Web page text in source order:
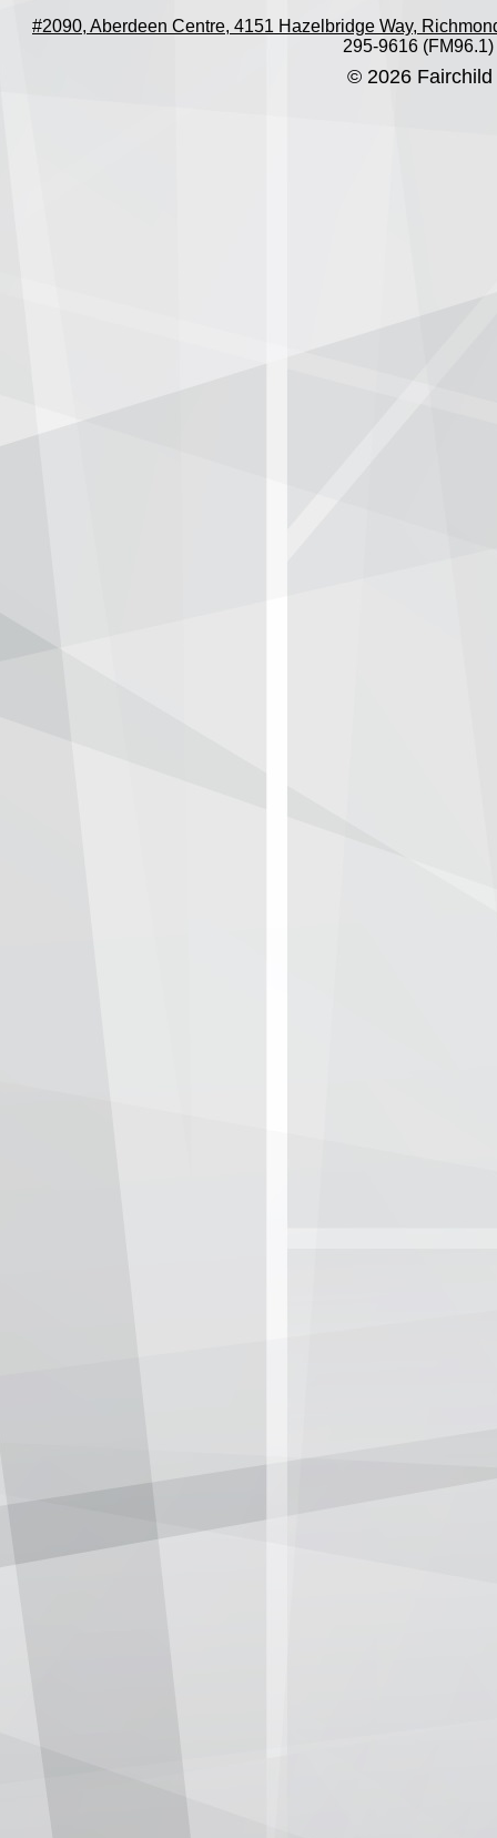
#2090, Aberdeen Centre, 4151 Hazelbridge Way,
295-9616 (FM96.1)
© 2026 Fairchild